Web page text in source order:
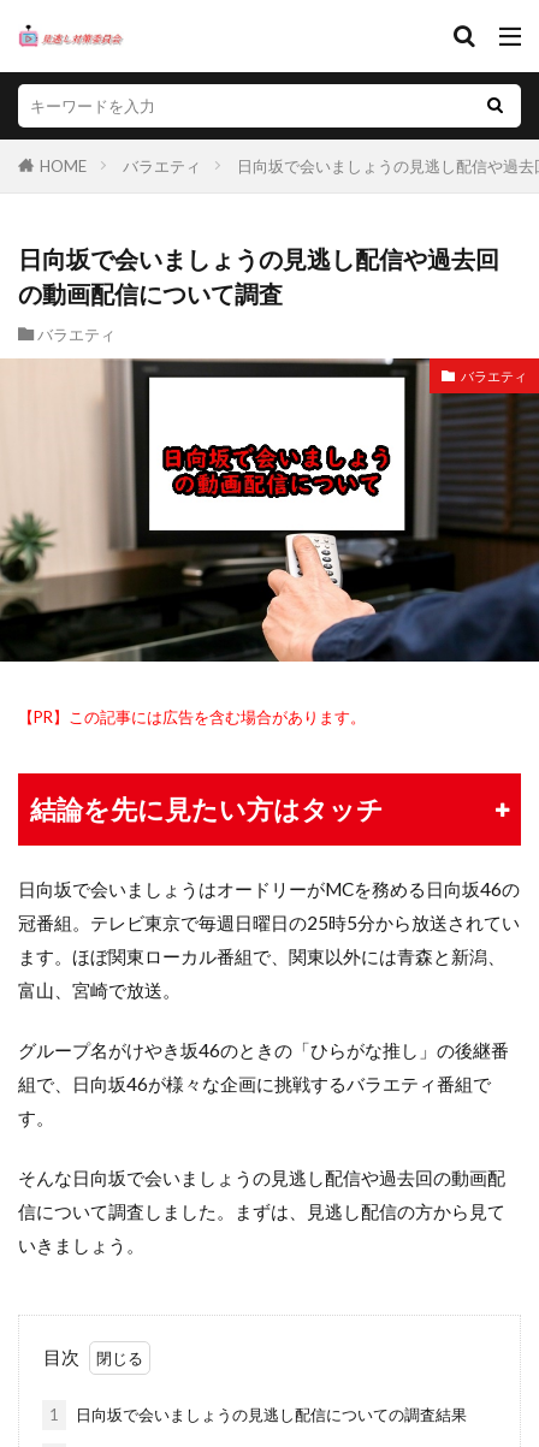
HOME バラエティ 日向坂で会いましょうの見逃し配信や過
日向坂で会いましょうの見逃し配信や過去回
の動画配信について調査
バラエティ
バラエティ
【PR】この記事には広告を含む場合があります。
結論を先に見たい方はタッチ
日向坂で会いましょうはオードリーがMCを務める日向坂46の
冠番組。テレビ東京で毎週日曜日の25時5分から放送されてい
ます。ほぼ関東ローカル番組で、関東以外には青森と新潟、
富山、宮崎で放送。
グループ名がけやき坂46のときの「ひらがな推し」の後継番
組で、日向坂46が様々な企画に挑戦するバラエティ番組で
す。
そんな日向坂で会いましょうの見逃し配信や過去回の動画配
信について調査しました。まずは、見逃し配信の方から見て
いきましょう。
目次
1 日向坂で会いましょうの見逃し配信についての調査結果